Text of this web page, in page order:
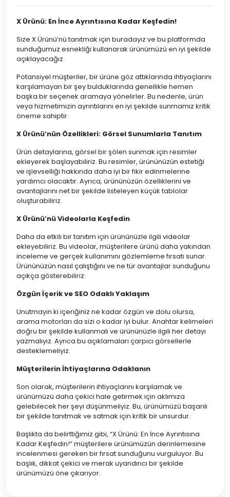
X Ürünü: En İnce Ayrıntısına Kadar Keşfedin!
Size X Ürünü’nü tanıtmak için buradayız ve bu platformda
sunduğumuz esnekliği kullanarak ürünümüzü en iyi şekilde
açıklayacağız.
Potansiyel müşteriler, bir ürüne göz attıklarında ihtiyaçlarını
karşılamayan bir şey bulduklarında genellikle hemen
başka bir seçenek aramaya yönelirler. Bu nedenle, ürün
veya hizmetimizin ayrıntılarını en iyi şekilde sunmamız kritik
öneme sahiptir.
X Ürünü’nün Özellikleri: Görsel Sunumlarla Tanıtım
Ürün detaylarına, görsel bir şölen sunmak için resimler
ekleyerek başlayabiliriz. Bu resimler, ürününüzün estetiği
ve işlevselliği hakkında daha iyi bir fikir edinmelerine
yardımcı olacaktır. Ayrıca, ürününüzün özelliklerini ve
avantajlarını net bir şekilde listeleyen küçük tablolar
oluşturabiliriz.
X Ürünü’nü Videolarla Keşfedin
Daha da etkili bir tanıtım için ürününüzle ilgili videolar
ekleyebiliriz. Bu videolar, müşterilere ürünü daha yakından
inceleme ve gerçek kullanımını gözlemleme fırsatı sunar.
Ürününüzün nasıl çalıştığını ve ne tür avantajlar sunduğunu
açıkça gösterebiliriz.
Özgün İçerik ve SEO Odaklı Yaklaşım
Unutmayın ki içeriğiniz ne kadar özgün ve dolu olursa,
arama motorları da sizi o kadar iyi bulur. Anahtar kelimeleri
doğru bir şekilde kullanmalı ve ürününüzle ilgili her detayı
yazmalıyız. Ayrıca bu açıklamaları çarpıcı görsellerle
desteklemeliyiz.
Müşterilerin İhtiyaçlarına Odaklanın
Son olarak, müşterilerin ihtiyaçlarını karşılamak ve
ürünümüzü daha çekici hale getirmek için aklımıza
gelebilecek her şeyi düşünmeliyiz. Bu, ürünümüzü başarılı
bir şekilde tanıtmak ve satmak için kritik bir unsurdur.
Başlıkta da belirttiğimiz gibi, “X Ürünü: En İnce Ayrıntısına
Kadar Keşfedin!” müşterilere ürünümüzün derinlemesine
incelenmesi gereken bir fırsat sunduğunu vurguluyor. Bu
başlık, dikkat çekici ve merak uyandırıcı bir şekilde
ürünümüzü öne çıkarıyor.